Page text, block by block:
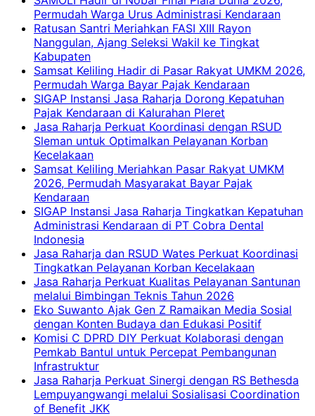
Permudah Warga Urus Administrasi Kendaraan
Ratusan Santri Meriahkan FASI XIII Rayon
Nanggulan, Ajang Seleksi Wakil ke Tingkat
Kabupaten
Samsat Keliling Hadir di Pasar Rakyat UMKM 2026,
Permudah Warga Bayar Pajak Kendaraan
SIGAP Instansi Jasa Raharja Dorong Kepatuhan
Pajak Kendaraan di Kalurahan Pleret
Jasa Raharja Perkuat Koordinasi dengan RSUD
Sleman untuk Optimalkan Pelayanan Korban
Kecelakaan
Samsat Keliling Meriahkan Pasar Rakyat UMKM
2026, Permudah Masyarakat Bayar Pajak
Kendaraan
SIGAP Instansi Jasa Raharja Tingkatkan Kepatuhan
Administrasi Kendaraan di PT Cobra Dental
Indonesia
Jasa Raharja dan RSUD Wates Perkuat Koordinasi
Tingkatkan Pelayanan Korban Kecelakaan
Jasa Raharja Perkuat Kualitas Pelayanan Santunan
melalui Bimbingan Teknis Tahun 2026
Eko Suwanto Ajak Gen Z Ramaikan Media Sosial
dengan Konten Budaya dan Edukasi Positif
Komisi C DPRD DIY Perkuat Kolaborasi dengan
Pemkab Bantul untuk Percepat Pembangunan
Infrastruktur
Jasa Raharja Perkuat Sinergi dengan RS Bethesda
Lempuyangwangi melalui Sosialisasi Coordination
of Benefit JKK